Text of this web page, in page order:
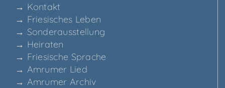
→ Kon­takt
→ Frie­si­sches Leben
→ Son­der­aus­stel­lung
→ Hei­ra­ten
→ Frie­si­sche Sprache
→ Amru­mer Lied
→ Amru­mer Archiv